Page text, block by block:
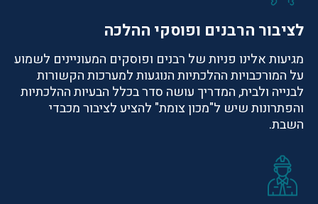
לציבור הרבנים ופוסקי ההלכה
מגיעות אלינו פניות של רבנים ופוסקים המעוניינים לשמוע
על המורכבויות ההלכתיות הנוגעות למערכות הקשורות
לבנייה ולבית, המדריך עושה סדר בכלל הבעיות ההלכתיות
והפתרונות שיש ל"מכון צומת" להציע לציבור מכבדי
השבת.